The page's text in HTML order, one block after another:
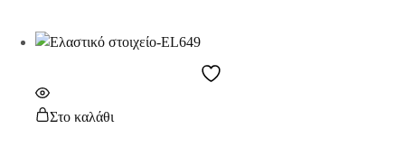
Στο καλάθι